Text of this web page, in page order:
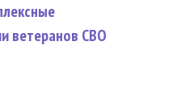
ветеранов СВО